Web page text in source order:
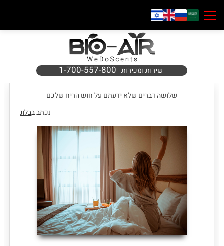
שירות ומכירות 1-700-557-800
שלושה דברים שלא ידעתם על חוש הריח שלכם
נכתב בבלוג